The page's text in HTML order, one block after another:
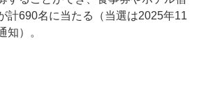
計690名に当たる（当選は2025年11
知）。